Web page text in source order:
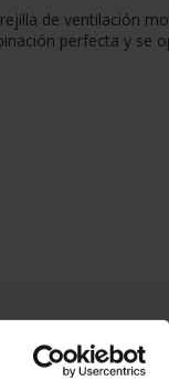
de ventilación
perfecta y se